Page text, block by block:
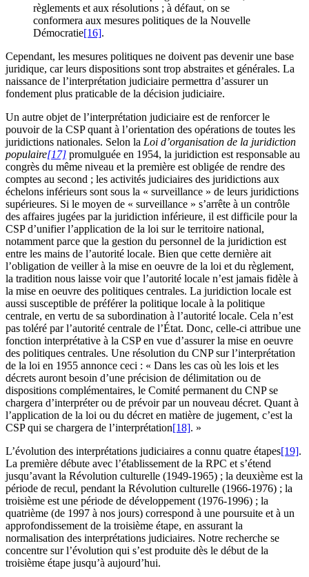
règlements et aux résolutions ; à défaut, on se
conformera aux mesures politiques de la Nouvelle
Démocratie[16].
Cependant, les mesures politiques ne doivent pas devenir une base
juridique, car leurs dispositions sont trop abstraites et générales. La
naissance de l’interprétation judiciaire permettra d’assurer un
fondement plus praticable de la décision judiciaire.
Un autre objet de l’interprétation judiciaire est de renforcer le
pouvoir de la CSP quant à l’orientation des opérations de toutes les
juridictions nationales. Selon la Loi d’organisation de la juridiction
populaire[17] promulguée en 1954, la juridiction est responsable au
congrès du même niveau et la première est obligée de rendre des
comptes au second ; les activités judiciaires des juridictions aux
échelons inférieurs sont sous la « surveillance » de leurs juridictions
supérieures. Si le moyen de « surveillance » s’arrête à un contrôle
des affaires jugées par la juridiction inférieure, il est difficile pour la
CSP d’unifier l’application de la loi sur le territoire national,
notamment parce que la gestion du personnel de la juridiction est
entre les mains de l’autorité locale. Bien que cette dernière ait
l’obligation de veiller à la mise en oeuvre de la loi et du règlement,
la tradition nous laisse voir que l’autorité locale n’est jamais fidèle à
la mise en oeuvre des politiques centrales. La juridiction locale est
aussi susceptible de préférer la politique locale à la politique
centrale, en vertu de sa subordination à l’autorité locale. Cela n’est
pas toléré par l’autorité centrale de l’État. Donc, celle-ci attribue une
fonction interprétative à la CSP en vue d’assurer la mise en oeuvre
des politiques centrales. Une résolution du CNP sur l’interprétation
de la loi en 1955 annonce ceci : « Dans les cas où les lois et les
décrets auront besoin d’une précision de délimitation ou de
dispositions complémentaires, le Comité permanent du CNP se
chargera d’interpréter ou de prévoir par un nouveau décret. Quant à
l’application de la loi ou du décret en matière de jugement, c’est la
CSP qui se chargera de l’interprétation[18]. »
L’évolution des interprétations judiciaires a connu quatre étapes[19].
La première débute avec l’établissement de la RPC et s’étend
jusqu’avant la Révolution culturelle (1949-1965) ; la deuxième est la
période de recul, pendant la Révolution culturelle (1966-1976) ; la
troisième est une période de développement (1976-1996) ; la
quatrième (de 1997 à nos jours) correspond à une poursuite et à un
approfondissement de la troisième étape, en assurant la
normalisation des interprétations judiciaires. Notre recherche se
concentre sur l’évolution qui s’est produite dès le début de la
troisième étape jusqu’à aujourd’hui.